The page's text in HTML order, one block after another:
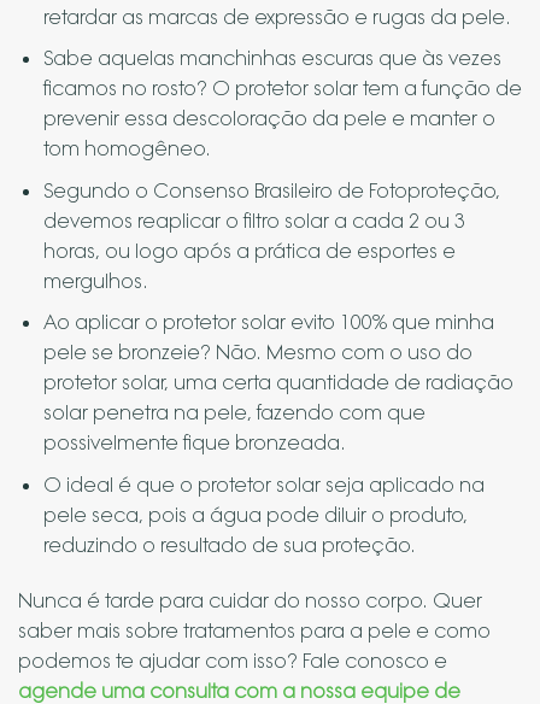
retardar as marcas de expressão e rugas da pele.
Sabe aquelas manchinhas escuras que às vezes
ficamos no rosto? O protetor solar tem a função de
prevenir essa descoloração da pele e manter o
tom homogêneo.
Segundo o Consenso Brasileiro de Fotoproteção,
devemos reaplicar o filtro solar a cada 2 ou 3
horas, ou logo após a prática de esportes e
mergulhos.
Ao aplicar o protetor solar evito 100% que minha
pele se bronzeie? Não. Mesmo com o uso do
protetor solar, uma certa quantidade de radiação
solar penetra na pele, fazendo com que
possivelmente fique bronzeada.
O ideal é que o protetor solar seja aplicado na
pele seca, pois a água pode diluir o produto,
reduzindo o resultado de sua proteção.
Nunca é tarde para cuidar do nosso corpo. Quer
saber mais sobre tratamentos para a pele e como
podemos te ajudar com isso? Fale conosco e
agende uma consulta com a nossa equipe de